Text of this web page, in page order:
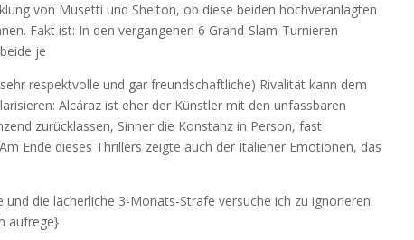
von Musetti und Shelton, ob diese beiden hochveranlagten
Fakt ist: In den vergangenen 6 Grand-Slam-Turnieren
je
respektvolle und gar freundschaftliche) Rivalität kann dem
Alcáraz ist eher der Künstler mit den unfassbaren
zurücklassen, Sinner die Konstanz in Person, fast
Ende dieses Thrillers zeigte auch der Italiener Emotionen, das
die lächerliche 3-Monats-Strafe versuche ich zu ignorieren.
aufrege}